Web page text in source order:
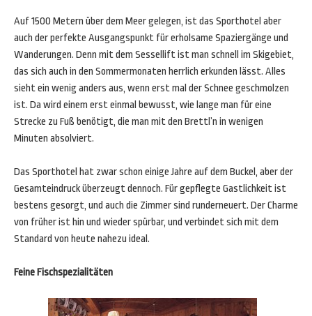
Auf 1500 Metern über dem Meer gelegen, ist das Sporthotel aber
auch der perfekte Ausgangspunkt für erholsame Spaziergänge und
Wanderungen. Denn mit dem Sessellift ist man schnell im Skigebiet,
das sich auch in den Sommermonaten herrlich erkunden lässt. Alles
sieht ein wenig anders aus, wenn erst mal der Schnee geschmolzen
ist. Da wird einem erst einmal bewusst, wie lange man für eine
Strecke zu Fuß benötigt, die man mit den Brettl’n in wenigen
Minuten absolviert.
Das Sporthotel hat zwar schon einige Jahre auf dem Buckel, aber der
Gesamteindruck überzeugt dennoch. Für gepflegte Gastlichkeit ist
bestens gesorgt, und auch die Zimmer sind runderneuert. Der Charme
von früher ist hin und wieder spürbar, und verbindet sich mit dem
Standard von heute nahezu ideal.
Feine Fischspezialitäten